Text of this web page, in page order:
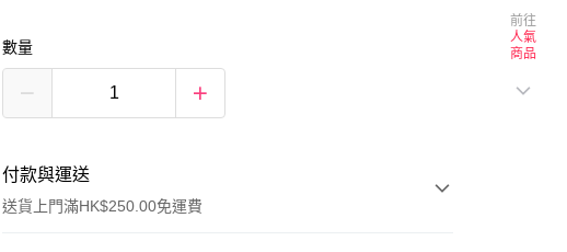
數量
付款與運送
送貨上門滿HK$250.00免運費
前往
人氣
商品